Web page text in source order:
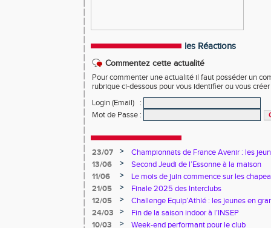
les Réactions
Commentez cette actualité
Pour commenter une actualité il faut posséder un
rubrique ci-dessous pour vous identifier ou vous
Login (Email)
:
Mot de Passe :
23/07 >
Championnats de France Avenir : les
13/06
>
Second Jeudi de l’Essonne à la maison
11/06
>
Le mois de juin commence sur les
21/05
>
Finale 2025 des Interclubs
12/05
>
Challenge Equip’Athlé : les jeunes en
24/03
>
Fin de la saison indoor à l’INSEP
10/03
>
Week-end performant pour le club